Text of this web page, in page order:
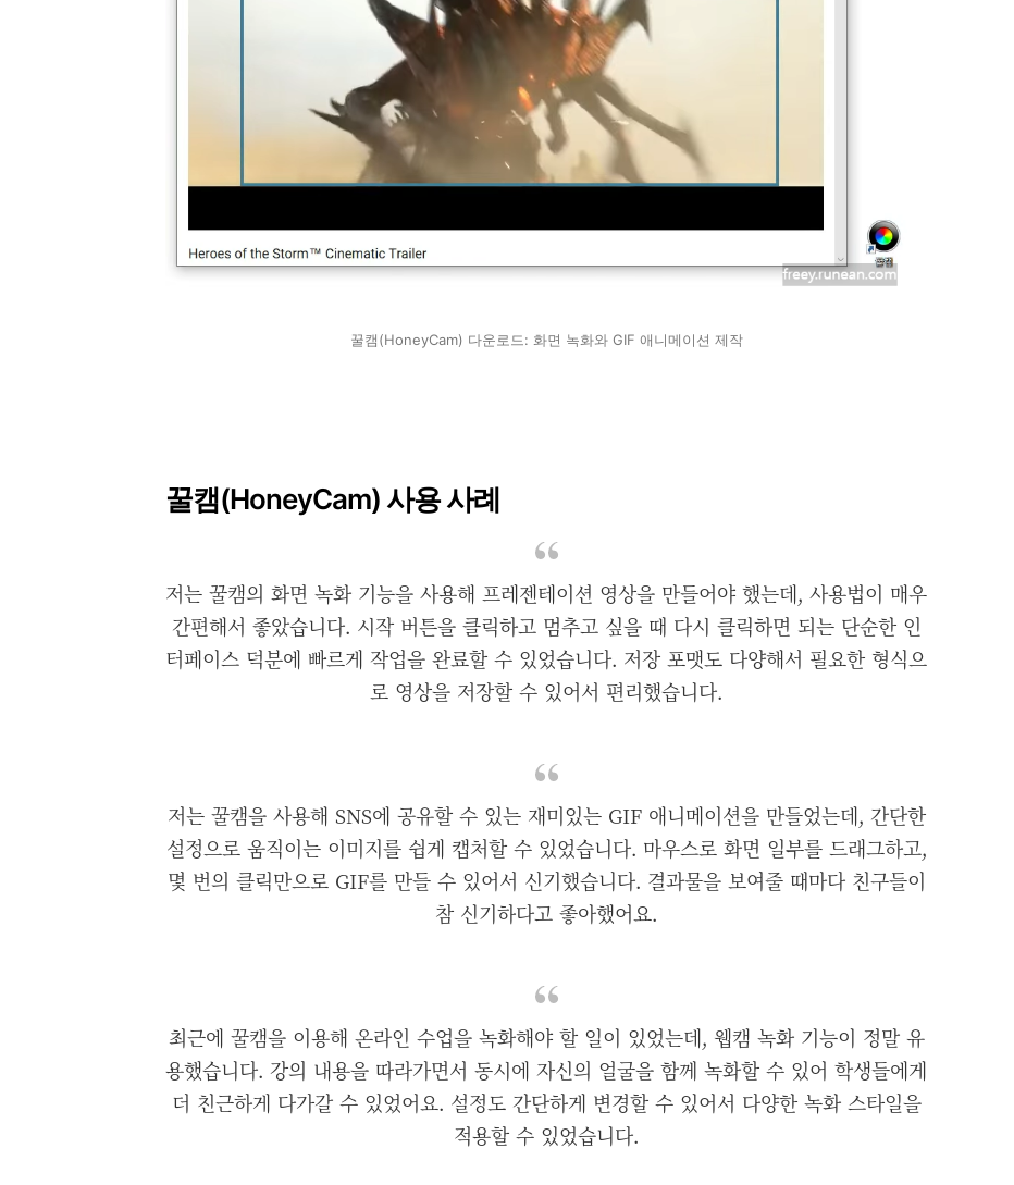
꿀캠(HoneyCam) 다운로드: 화면 녹화와 GIF 애니메이션 제작
꿀캠(HoneyCam) 사용 사례
저는 꿀캠의 화면 녹화 기능을 사용해 프레젠테이션 영상을 만들어야 했는데, 사용법이 매우
간편해서 좋았습니다. 시작 버튼을 클릭하고 멈추고 싶을 때 다시 클릭하면 되는 단순한 인
터페이스 덕분에 빠르게 작업을 완료할 수 있었습니다. 저장 포맷도 다양해서 필요한 형식으
로 영상을 저장할 수 있어서 편리했습니다.
저는 꿀캠을 사용해 SNS에 공유할 수 있는 재미있는 GIF 애니메이션을 만들었는데, 간단한
설정으로 움직이는 이미지를 쉽게 캡처할 수 있었습니다. 마우스로 화면 일부를 드래그하고,
몇 번의 클릭만으로 GIF를 만들 수 있어서 신기했습니다. 결과물을 보여줄 때마다 친구들이
참 신기하다고 좋아했어요.
최근에 꿀캠을 이용해 온라인 수업을 녹화해야 할 일이 있었는데, 웹캠 녹화 기능이 정말 유
용했습니다. 강의 내용을 따라가면서 동시에 자신의 얼굴을 함께 녹화할 수 있어 학생들에게
더 친근하게 다가갈 수 있었어요. 설정도 간단하게 변경할 수 있어서 다양한 녹화 스타일을
적용할 수 있었습니다.